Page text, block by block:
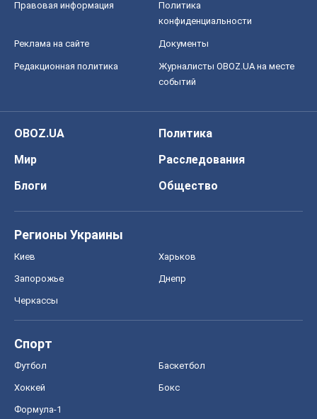
Правовая информация
Политика
конфиденциальности
Реклама на сайте Документы
Редакционная политика
Журналисты OBOZ.UA на месте
событий
OBOZ.UA
Политика
Мир
Расследования
Блоги
Общество
Регионы Украины
Киев Харьков
Запорожье Днепр
Черкассы
Спорт
Футбол Баскетбол
Хоккей Бокс
Формула-1